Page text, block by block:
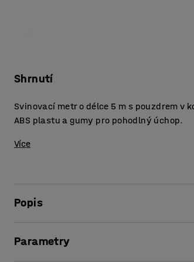
Shrnutí
Svinovací metr o délce 5 m s pouzdrem v
ABS plastu a gumy pro pohodlný úchop.
Více
Popis
páskou se dobře pracuje, je stabilní a
Parametry